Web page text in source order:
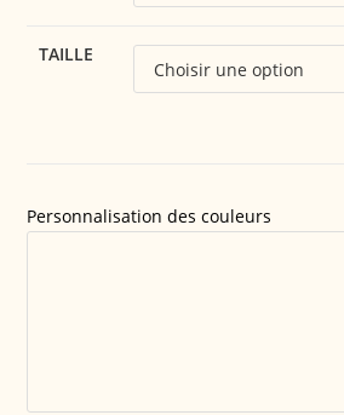
TAILLE
Personnalisation des couleurs